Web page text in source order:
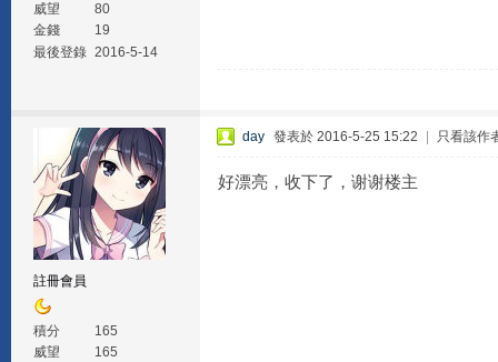
威望
80
金錢
19
最後登錄 2016-5-14
註冊會員
積分
165
威望
165
day 發表於 2016-5-25 15:22 只看該作
好漂亮，收下了，谢谢楼主